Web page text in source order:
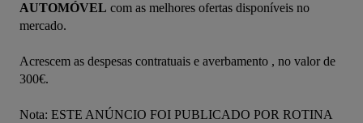
AUTOMÓVEL com as melhores ofertas disponíveis no
mercado.
Acrescem as despesas contratuais e averbamento , no valor de
300€.
Nota: ESTE ANÚNCIO FOI PUBLICADO POR ROTINA